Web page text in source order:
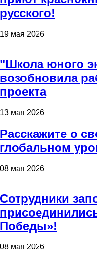
русского!
19 мая 2026
"Школа юного
возобновила
проекта
13 мая 2026
Расскажите о
глобальном
08 мая 2026
Сотрудники
Победы»!
08 мая 2026